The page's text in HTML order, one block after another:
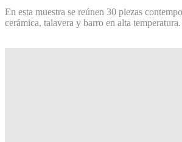
En esta muestra se reúnen 30 piezas
cerámica, talavera y barro en alta